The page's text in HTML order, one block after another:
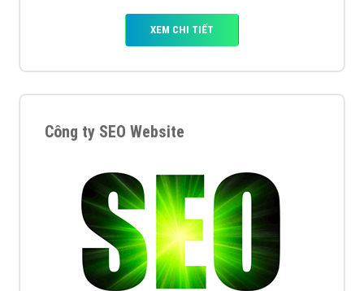
XEM CHI TIẾT
Công ty SEO Website